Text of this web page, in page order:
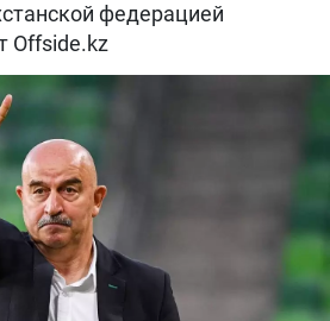
федерацией
Offside.kz